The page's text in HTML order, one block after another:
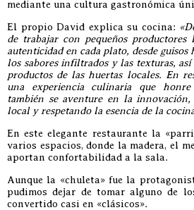
mediante una cultura gastronómica
El propio David explica su cocina:
de trabajar con pequeños productores
autenticidad en cada plato, desde guisos
los sabores infiltrados y las texturas,
productos de las huertas locales. En
una experiencia culinaria que
también se aventure en la
local y respetando la esencia de la
En este elegante restaurante la
varios espacios, donde la madera, el
aportan confortabilidad a la sala.
Aunque la «chuleta» fue la
pudimos dejar de tomar alguno de
convertido casi en «clásicos».